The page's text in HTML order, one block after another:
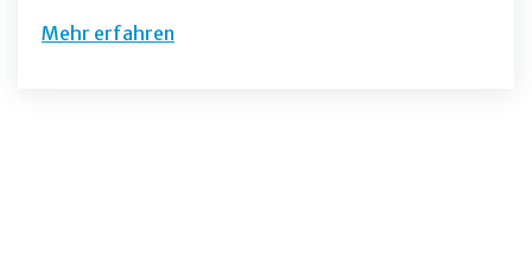
Mehr erfahren